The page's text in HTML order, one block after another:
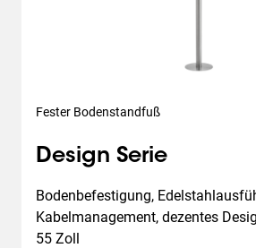
Fester Bodenstandfuß
Design Serie
Bodenbefestigung,
Kabelmanagement, dezentes
55 Zoll